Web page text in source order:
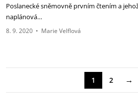
Poslanecké sněmovně prvním čtením a
naplánová…
8. 9. 2020 • Marie Velflová
1 2 →